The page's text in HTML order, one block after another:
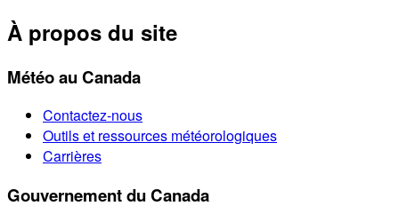
À propos du site
Météo au Canada
Contactez-nous
Outils et ressources météorologiques
Carrières
Gouvernement du Canada